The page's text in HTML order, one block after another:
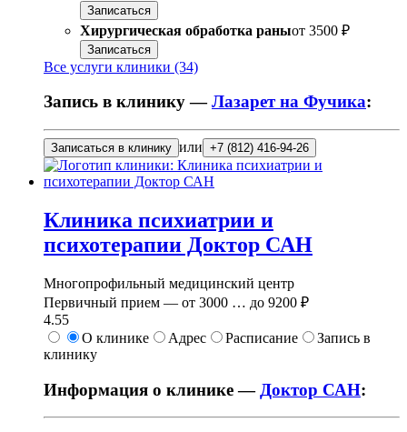
Записаться
Хирургическая обработка раныот 3500 ₽
Записаться
Все услуги клиники (34)
Запись в клинику —Лазарет на Фучика:
Записаться в клинику или +7 (812) 416-94-26
Клиника психиатрии и
психотерапии Доктор САН
Многопрофильный медицинский центр
Первичный прием — от 3000 … до 9200 ₽
4.55
О клинике
Адрес Расписание
Запись в
клинику
Информация о клинике — Доктор САН: